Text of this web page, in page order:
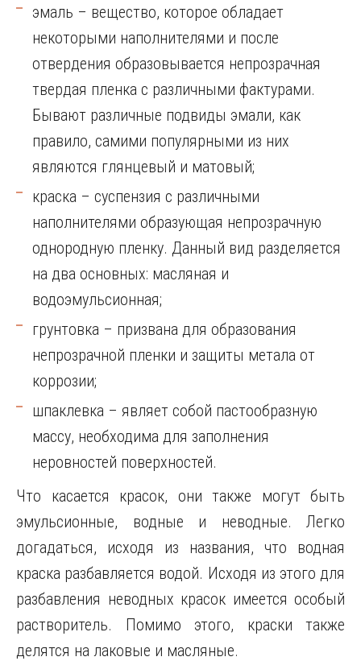
эмаль – вещество, которое обладает
некоторыми наполнителями и после
отвердения образовывается непрозрачная
твердая пленка с различными фактурами.
Бывают различные подвиды эмали, как
правило, самими популярными из них
являются глянцевый и матовый;
краска – суспензия с различными
наполнителями образующая непрозрачную
однородную пленку. Данный вид разделяется
на два основных: масляная и
водоэмульсионная;
грунтовка – призвана для образования
непрозрачной пленки и защиты метала от
коррозии;
шпаклевка – являет собой пастообразную
массу, необходима для заполнения
неровностей поверхностей.
Что касается красок, они также могут быть
эмульсионные, водные и неводные. Легко
догадаться, исходя из названия, что водная
краска разбавляется водой. Исходя из этого для
разбавления неводных красок имеется особый
растворитель. Помимо этого, краски также
делятся на лаковые и масляные.